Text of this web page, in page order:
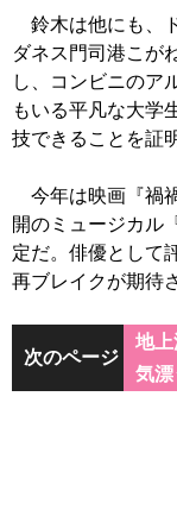
鈴木は他にも、
ダネス門司港こが
し、コンビニのア
もいる平凡な大学
技できることを証
今年は映画『禍
開のミュージカル
定だ。俳優として
再ブレイクが期待
次のページ
地
気